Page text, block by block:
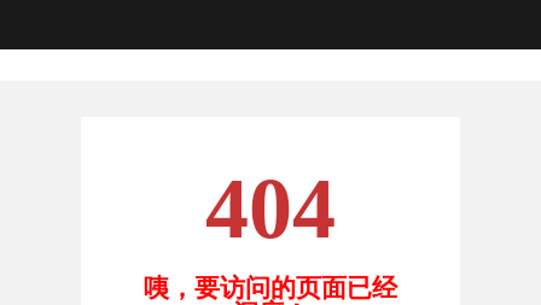
404
咦，要访问的页面已经